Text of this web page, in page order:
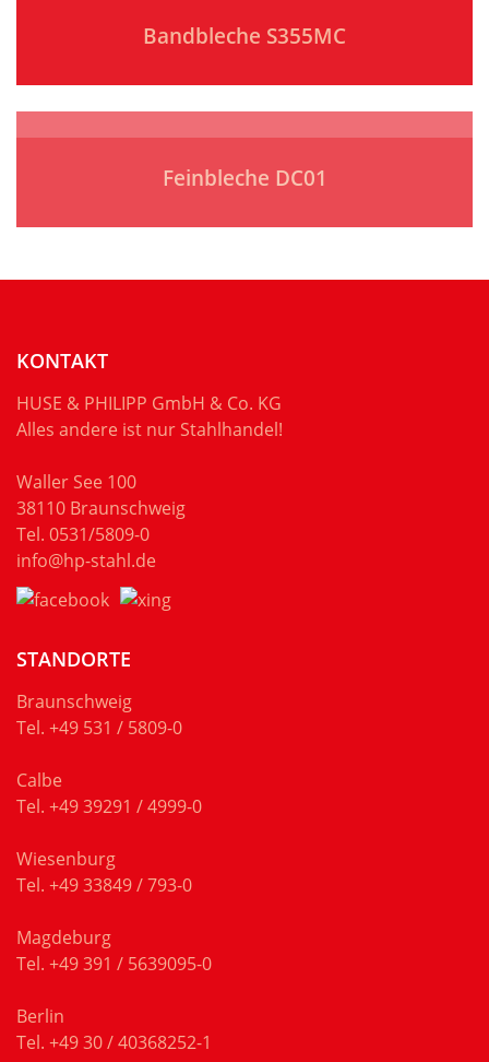
Bandbleche S355MC
Feinbleche DC01
KONTAKT
HUSE & PHILIPP GmbH & Co. KG
Alles andere ist nur Stahlhandel!
Waller See 100
38110 Braunschweig
Tel. 0531/5809-0
info@hp-stahl.de
STANDORTE
Braunschweig
Tel. +49 531 / 5809-0
Calbe
Tel. +49 39291 / 4999-0
Wiesenburg
Tel. +49 33849 / 793-0
Magdeburg
Tel. +49 391 / 5639095-0
Berlin
Tel. +49 30 / 40368252-1